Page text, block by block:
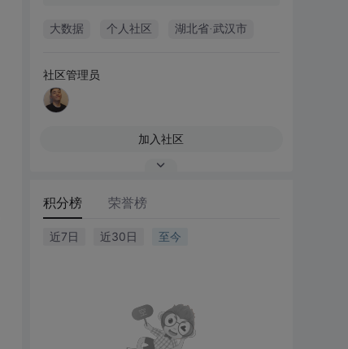
大数据 个人社区 湖北省·武汉市
社区管理员
加入社区
积分榜 荣誉榜
近7日 近30日 至今